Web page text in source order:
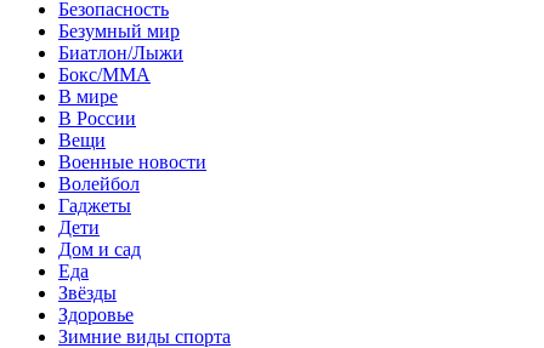
Безопасность
Безумный мир
Биатлон/Лыжи
Бокс/MMA
В мире
В России
Вещи
Военные новости
Волейбол
Гаджеты
Дети
Дом и сад
Еда
Звёзды
Здоровье
Зимние виды спорта